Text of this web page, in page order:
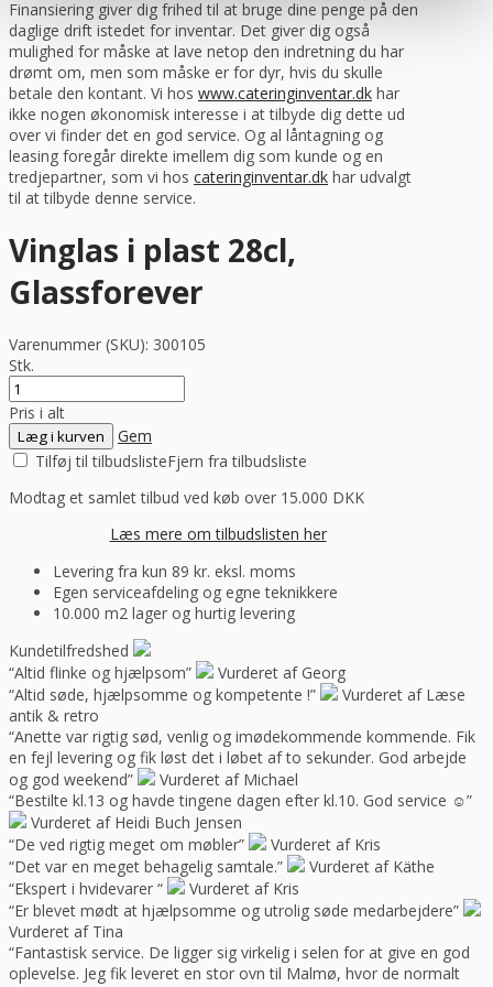
Finansiering giver dig frihed til at bruge dine penge på den
daglige drift istedet for inventar. Det giver dig også
mulighed for måske at lave netop den indretning du har
drømt om, men som måske er for dyr, hvis du skulle
betale den kontant. Vi hos www.cateringinventar.dk har
ikke nogen økonomisk interesse i at tilbyde dig dette ud
over vi finder det en god service. Og al låntagning og
leasing foregår direkte imellem dig som kunde og en
tredjepartner, som vi hos cateringinventar.dk har udvalgt
til at tilbyde denne service.
Vinglas i plast 28cl,
Glassforever
Varenummer (SKU): 300105
Stk.
Pris i alt
Læg i kurven
Gem
Tilføj til tilbudslisteFjern fra tilbudsliste
Modtag et samlet tilbud ved køb over 15.000 DKK
Læs mere om tilbudslisten her
Levering fra kun 89 kr. eksl. moms
Egen serviceafdeling og egne teknikkere
10.000 m2 lager og hurtig levering
Kundetilfredshed
“Altid flinke og hjælpsom”
Vurderet af Georg
“Altid søde, hjælpsomme og kompetente !”
Vurderet af Læse
antik & retro
“Anette var rigtig sød, venlig og imødekommende kommende. Fik
en fejl levering og fik løst det i løbet af to sekunder. God arbejde
og god weekend”
Vurderet af Michael
“Bestilte kl.13 og havde tingene dagen efter kl.10. God service ☺”
Vurderet af Heidi Buch Jensen
“De ved rigtig meget om møbler”
Vurderet af Kris
“Det var en meget behagelig samtale.”
Vurderet af Käthe
“Ekspert i hvidevarer “
Vurderet af Kris
“Er blevet mødt at hjælpsomme og utrolig søde medarbejdere”
Vurderet af Tina
“Fantastisk service. De ligger sig virkelig i selen for at give en god
oplevelse. Jeg fik leveret en stor ovn til Malmø, hvor de normalt